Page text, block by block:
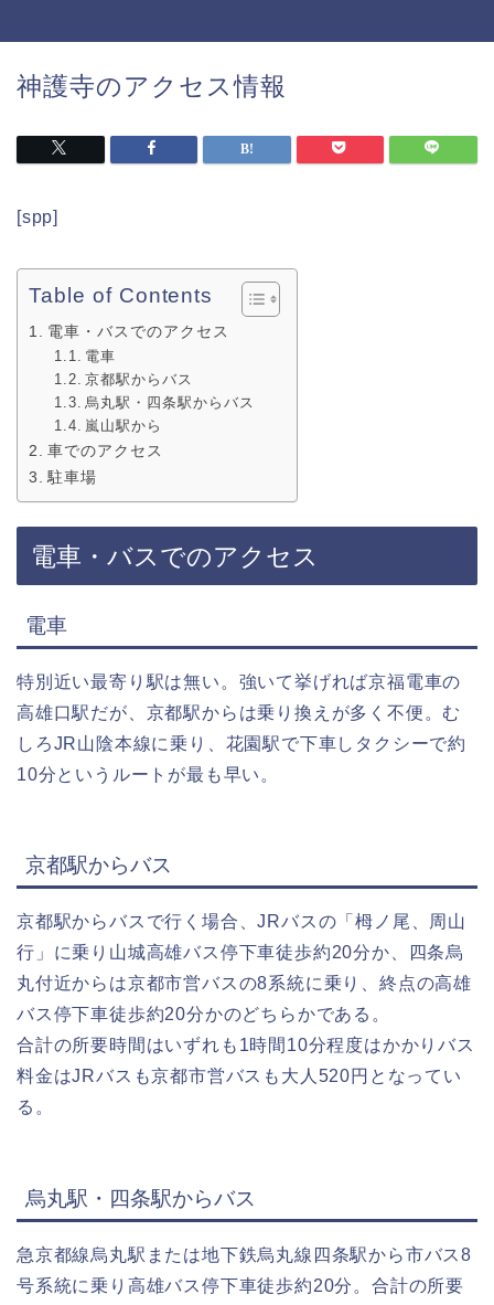
神護寺のアクセス情報
[spp]
Table of Contents
電車・バスでのアクセス
電車
京都駅からバス
烏丸駅・四条駅からバス
嵐山駅から
車でのアクセス
駐車場
電車・バスでのアクセス
電車
特別近い最寄り駅は無い。強いて挙げれば京福電車の
高雄口駅だが、京都駅からは乗り換えが多く不便。む
しろJR山陰本線に乗り、花園駅で下車しタクシーで約
10分というルートが最も早い。
京都駅からバス
京都駅からバスで行く場合、JRバスの「栂ノ尾、周山
行」に乗り山城高雄バス停下車徒歩約20分か、四条烏
丸付近からは京都市営バスの8系統に乗り、終点の高雄
バス停下車徒歩約20分かのどちらかである。
合計の所要時間はいずれも1時間10分程度はかかりバス
料金はJRバスも京都市営バスも大人520円となってい
る。
烏丸駅・四条駅からバス
急京都線烏丸駅または地下鉄烏丸線四条駅から市バス8
号系統に乗り高雄バス停下車徒歩約20分。合計の所要